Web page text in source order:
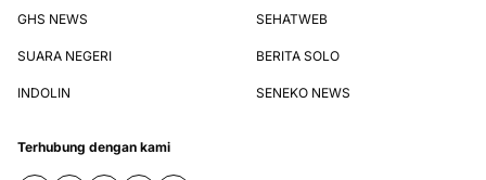
GHS NEWS SEHATWEB
SUARA NEGERI BERITA SOLO
INDOLIN SENEKO NEWS
Terhubung dengan kami